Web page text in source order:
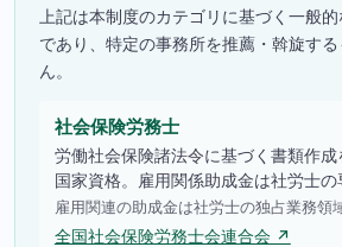
上記は本制度のカテゴリに基づく一般
であり、特定の事務所を推薦・斡旋す
ん。
社会保険労務士
労働社会保険諸法令に基づく書類作成
国家資格。雇用関係助成金は社労士の
雇用関連の助成金は社労士の独占業務領
全国社会保険労務士会連合会 ↗